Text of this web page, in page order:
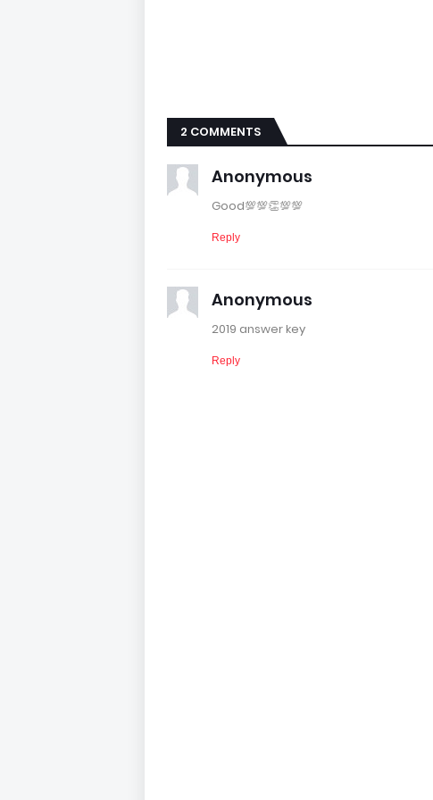
2 COMMENTS
Anonymous
Good💯💯👏💯💯
Reply
Anonymous
2019 answer key
Reply